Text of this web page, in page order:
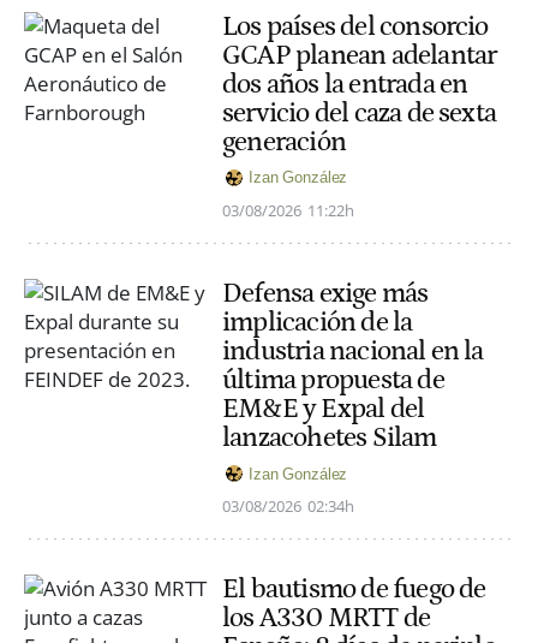
Los países del consorcio
GCAP planean adelantar
dos años la entrada en
servicio del caza de sexta
generación
Izan González
03/08/2026 11:22h
Defensa exige más
implicación de la
industria nacional en la
última propuesta de
EM&E y Expal del
lanzacohetes Silam
Izan González
03/08/2026 02:34h
El bautismo de fuego de
los A330 MRTT de